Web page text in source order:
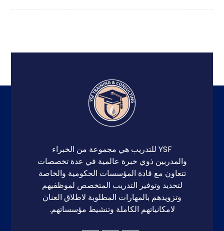
YSF للتدريب هي مجموعة من الخبراء
والمدربين ذوي خبرة عالمية في عدة تخصصات
تتعاون مع قادة المؤسسات الحكومية والخاصة
لتحديد وتوفير التدريب المتخصص لموظفيهم
وتزويدهم بالمهارات المطلوبة لاطلاق العنان
لامكانياتهم الكاملة وتنشيط مؤسساتهم.